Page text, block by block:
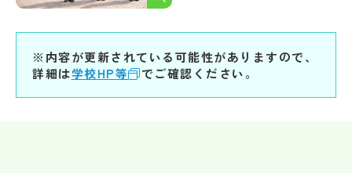
※内容が更新されている可能性がありますので、
詳細は学校HP等 でご確認ください。